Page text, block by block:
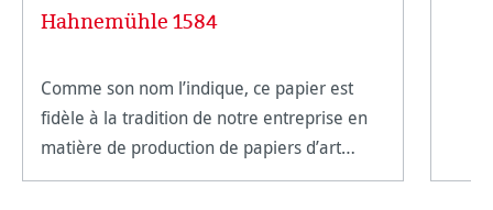
Hahnemühle 1584
Comme son nom l’indique, ce papier est
fidèle à la tradition de notre entreprise en
matière de production de papiers d’art
classiques d’excellence. Composé à 100%